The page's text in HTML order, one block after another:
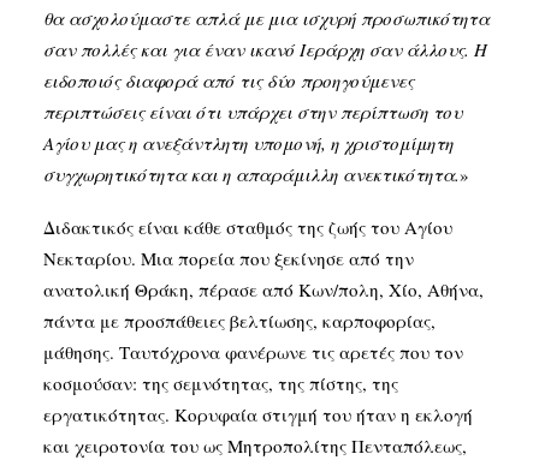
θα ασχολούμαστε απλά με μια ισχυρή προσωπικότητα
σαν πολλές και για έναν ικανό Ιεράρχη σαν άλλους. Η
ειδοποιός διαφορά από τις δύο προηγούμενες
περιπτώσεις είναι ότι υπάρχει στην περίπτωση του
Αγίου μας η ανεξάντλητη υπομονή, η χριστομίμητη
συγχωρητικότητα και η απαράμιλλη ανεκτικότητα.»
Διδακτικός είναι κάθε σταθμός της ζωής του Αγίου
Νεκταρίου. Μια πορεία που ξεκίνησε από την
ανατολική Θράκη, πέρασε από Κων/πολη, Χίο, Αθήνα,
πάντα με προσπάθειες βελτίωσης, καρποφορίας,
μάθησης. Ταυτόχρονα φανέρωνε τις αρετές που τον
κοσμούσαν: της σεμνότητας, της πίστης, της
εργατικότητας. Κορυφαία στιγμή του ήταν η εκλογή
και χειροτονία του ως Μητροπολίτης Πενταπόλεως,